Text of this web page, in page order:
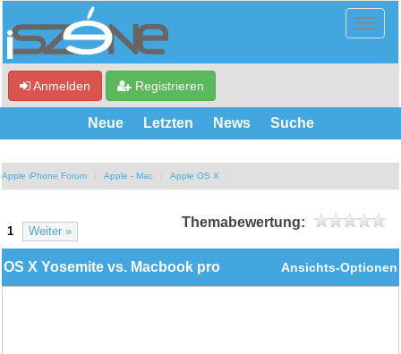
Anmelden Registrieren
Neue Letzten News Suche
Apple iPhone Forum Apple - Mac Apple OS X
1 Weiter »
Themabewertung:
Ansichts-Optionen
OS X Yosemite vs. Macbook pro